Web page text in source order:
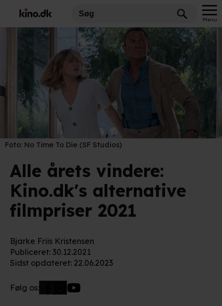
Menu
Foto: No Time To Die (SF Studios)
Alle årets vindere:
Kino.dk's alternative
filmpriser 2021
Bjarke Friis Kristensen
Publiceret: 30.12.2021
Sidst opdateret: 22.06.2023
Følg os: